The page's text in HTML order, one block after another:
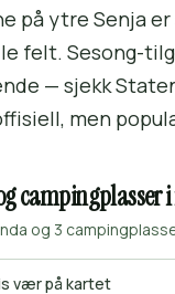
på ytre Senja
felt. Sesong-
— sjekk
men
campingplasser
og 3
vær på kartet